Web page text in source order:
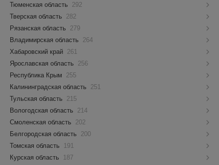
Тюменская область
292
Тверская область
282
Рязанская область
279
Владимирская область
264
Хабаровский край 261
Ярославская область
256
Республика Крым
255
Калининградская область
251
Тульская область
215
Вологодская область
214
Смоленская область
202
Белгородская область
200
Томская область
191
Курская область
187